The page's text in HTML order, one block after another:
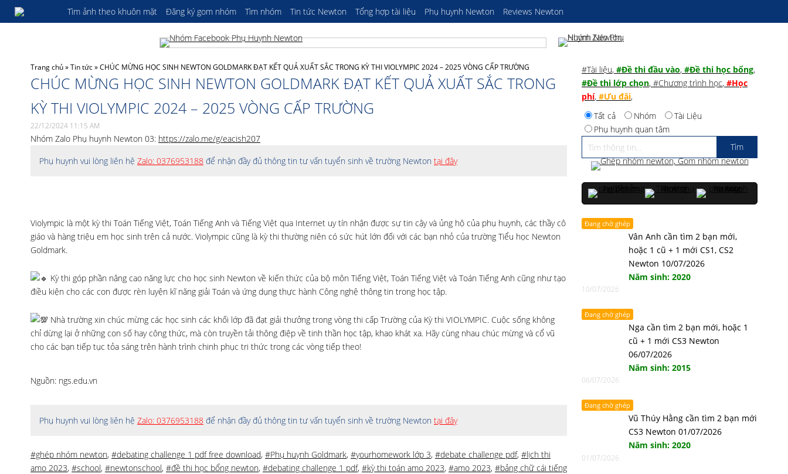
Tìm ảnh theo khuôn mặt Đăng ký gom nhóm Tìm nhóm Tin tức Newton Tổng hợp tài liệu Phụ huynh Newton Reviews Newton
Trang chủ»Tin tức»CHÚC MỪNG HỌC SINH NEWTON GOLDMARK ĐẠT KẾT QUẢ XUẤT SẮC TRONG KỲ THI VIOLYMPIC 2024 – 2025 VÒNG CẤP TRƯỜNG
CHÚC MỪNG HỌC SINH NEWTON GOLDMARK ĐẠT KẾT QUẢ XUẤT SẮC TRONG
KỲ THI VIOLYMPIC 2024 – 2025 VÒNG CẤP TRƯỜNG
22/12/2024 11:15 AM
Nhóm Zalo Phụ huynh Newton 03: https://zalo.me/g/eacish207
Phụ huynh vui lòng liên hệ Zalo: 0376953188 để nhận đầy đủ thông tin tư vấn tuyển sinh về trường Newton tại đây
Violympic là một kỳ thi Toán Tiếng Việt, Toán Tiếng Anh và Tiếng Việt qua Internet uy tín nhận được sự tin cậy và ủng hộ của phụ huynh, các thầy cô
giáo và hàng triệu em học sinh trên cả nước. Violympic cũng là kỳ thi thường niên có sức hút lớn đối với các bạn nhỏ của trường Tiểu học Newton
Goldmark.
Kỳ thi góp phần nâng cao năng lực cho học sinh Newton về kiến thức của bộ môn Tiếng Việt, Toán Tiếng Việt và Toán Tiếng Anh cũng như tạo
điều kiện cho các con được rèn luyện kĩ năng giải Toán và ứng dụng thực hành Công nghệ thông tin trong học tập.
Nhà trường xin chúc mừng các học sinh các khối lớp đã đạt giải thưởng trong vòng thi cấp Trường của Kỳ thi VIOLYMPIC. Cuộc sống không
chỉ dừng lại ở những con số hay công thức, mà còn truyền tải thông điệp về tinh thần học tập, khao khát xa. Hãy cùng nhau chúc mừng và cổ vũ
cho các bạn tiếp tục tỏa sáng trên hành trình chinh phục tri thức trong các vòng tiếp theo!
Nguồn: ngs.edu.vn
Phụ huynh vui lòng liên hệ Zalo: 0376953188 để nhận đầy đủ thông tin tư vấn tuyển sinh về trường Newton tại đây
#ghép nhóm newton, #debating challenge 1 pdf free download, #Phụ huynh Goldmark, #yourhomework lớp 3, #debate challenge pdf, #lịch thi
amo 2023, #school, #newtonschool, #đề thi học bổng newton, #debating challenge 1 pdf, #kỳ thi toán amo 2023, #amo 2023, #bảng chữ cái tiếng
#Tài liệu, #Đề thi đầu vào, #Đề thi học bổng,
#Đề thi lớp chọn, #Chương trình học, #Học
phí, #Ưu đãi,
Tất cả
Nhóm
Tài Liệu
Phụ huynh quan tâm
Đang chờ ghép
Vân Anh cần tìm 2 bạn mới,
hoặc 1 cũ + 1 mới CS1, CS2
Newton 10/07/2026
Năm sinh: 2020
10/07/2026
Đang chờ ghép
Nga cần tìm 2 bạn mới, hoặc 1
cũ + 1 mới CS3 Newton
06/07/2026
Năm sinh: 2015
06/07/2026
Đang chờ ghép
Vũ Thúy Hằng cần tìm 2 bạn mới
CS3 Newton 01/07/2026
Năm sinh: 2020
01/07/2026